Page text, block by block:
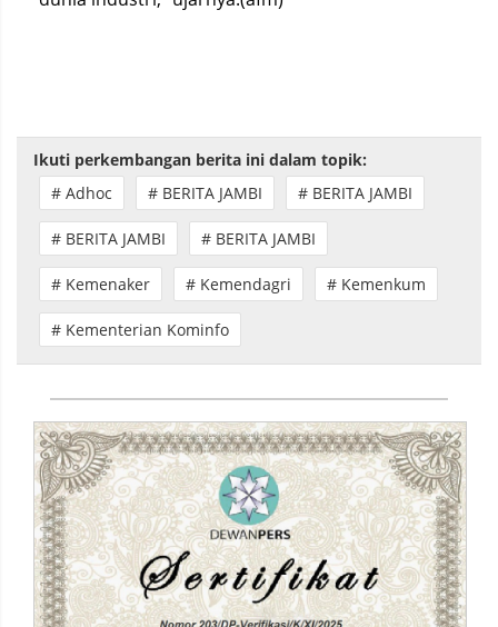
Ikuti perkembangan berita ini dalam topik:
# Adhoc
# BERITA JAMBI # BERITA JAMBI
# BERITA JAMBI # BERITA JAMBI
# Kemenaker # Kemendagri # Kemenkum
# Kementerian Kominfo